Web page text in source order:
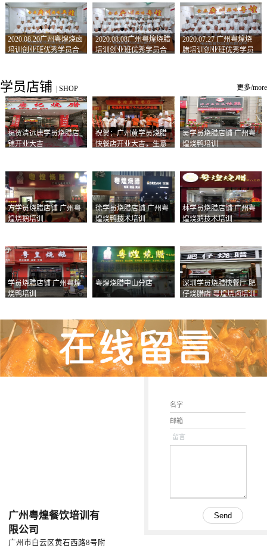
2020.08.20广州粤煌烧卤
培训创业班优秀学员合
2020.08.08广州粤煌烧腊
培训创业班优秀学员合
2020.07.27 广州粤煌烧
腊培训创业班优秀学员
学员店铺 SHOP 更多/more
祝贺清远唐学员烧腊店
铺开业大吉
祝贺：广州黄学员烧腊
快餐店开业大吉，生意
吴学员烧腊店铺 广州粤
煌烧鸭培训
方学员烧腊店铺 广州粤
煌烧鹅培训
徐学员烧腊店铺 广州粤
煌烧鸭技术培训
林学员烧腊店铺 广州粤
煌烧鹅技术培训
学员烧腊店铺 广州粤煌
烧鸭培训
粤煌烧腊中山分店
深圳学员烧腊快餐厅 肥
仔烧腊店 粤煌烧卤培训
广州粤煌餐饮培训有
限公司
广州市白云区黄石西路8号附
留言